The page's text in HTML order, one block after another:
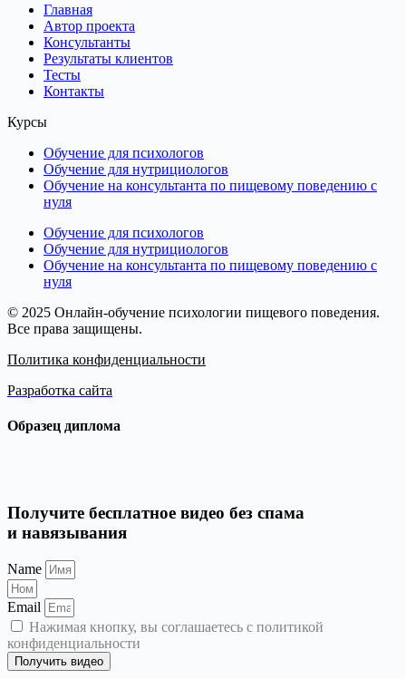
Главная
Автор проекта
Консультанты
Результаты клиентов
Тесты
Контакты
Курсы
Обучение для психологов
Обучение для нутрициологов
Обучение на консультанта по пищевому поведению с
нуля
Обучение для психологов
Обучение для нутрициологов
Обучение на консультанта по пищевому поведению с
нуля
© 2025 Онлайн-обучение психологии пищевого поведения.
Все права защищены.
Политика конфиденциальности
Разработка сайта
Образец диплома
Получите бесплатное видео без спама
и навязывания
Name
Email
Нажимая кнопку, вы соглашаетесь с политикой
конфиденциальности
Получить видео